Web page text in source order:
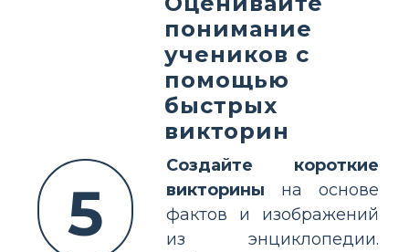
5
понимание
учеников с
помощью
быстрых
викторин
Создайте короткие
викторины на основе
фактов и изображений
из энциклопедии.